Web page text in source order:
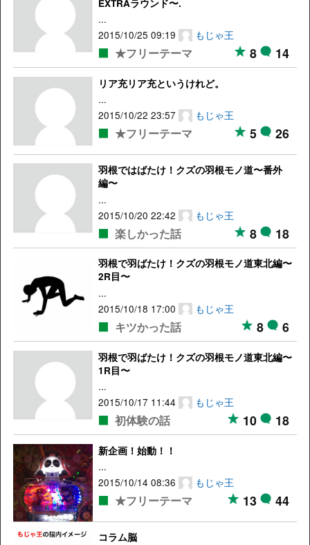
EXTRAラウンド〜.
...
2015/10/25 09:19
もじゃ王
★フリーテーマ 8 14
リア充リア充というけれど。
...
2015/10/22 23:57
もじゃ王
★フリーテーマ 5 26
羽根ではばたけ！クズの羽根モノ道〜番外
編〜
...
2015/10/20 22:42
もじゃ王
楽しかった話 8 18
羽根で羽ばたけ！クズの羽根モノ道東北編〜
2R目〜
...
2015/10/18 17:00
もじゃ王
キツかった話 8 6
羽根で羽ばたけ！クズの羽根モノ道東北編〜
1R目〜
...
2015/10/17 11:44
もじゃ王
初体験の話 10 18
新企画！始動！！
...
2015/10/14 08:36
もじゃ王
★フリーテーマ 13 44
コラム脳